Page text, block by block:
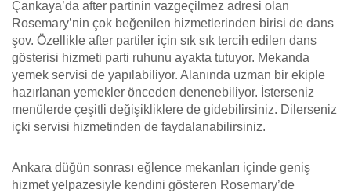
Çankaya’da after partinin vazgeçilmez adresi olan
Rosemary’nin çok beğenilen hizmetlerinden birisi de dans
şov. Özellikle after partiler için sık sık tercih edilen dans
gösterisi hizmeti parti ruhunu ayakta tutuyor. Mekanda
yemek servisi de yapılabiliyor. Alanında uzman bir ekiple
hazırlanan yemekler önceden denenebiliyor. İsterseniz
menülerde çeşitli değişikliklere de gidebilirsiniz. Dilerseniz
içki servisi hizmetinden de faydalanabilirsiniz.
Ankara düğün sonrası eğlence mekanları içinde geniş
hizmet yelpazesiyle kendini gösteren Rosemary’de